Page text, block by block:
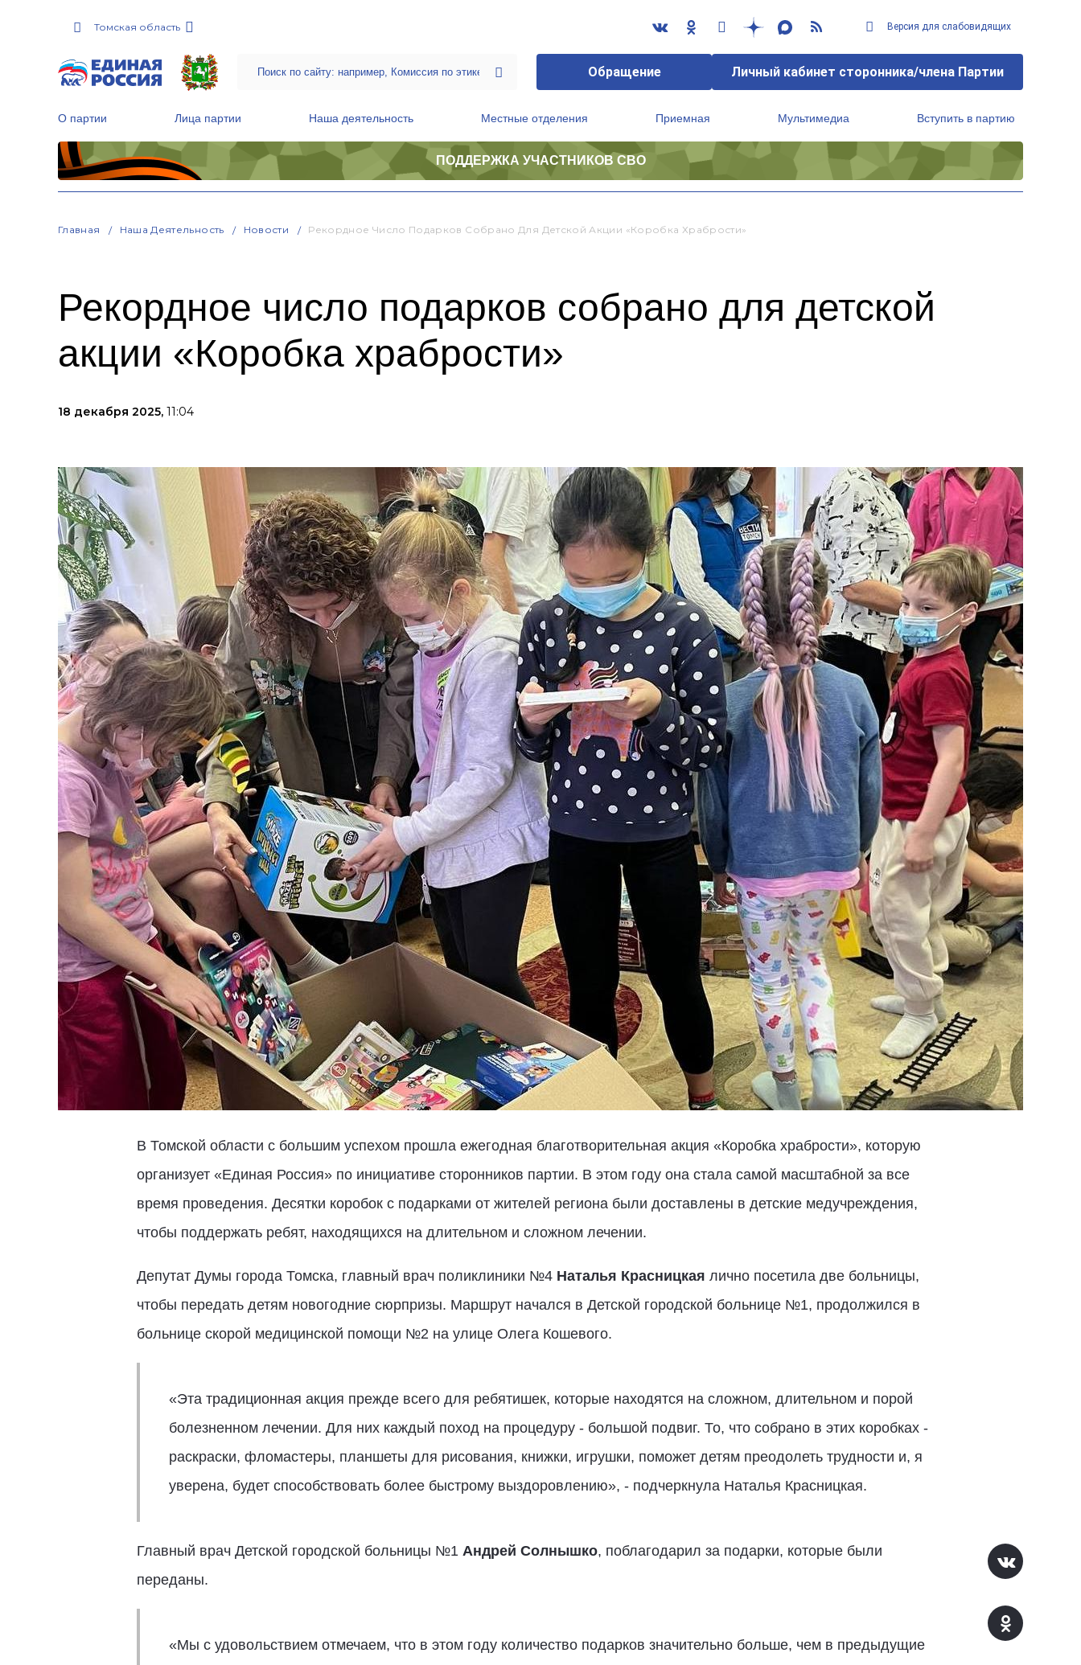
Томская область Версия для слабовидящих
Обращение Личный кабинет сторонника/члена Партии
О партии Лица партии Наша деятельность Местные отделения Приемная Мультимедиа Вступить в партию
ПОДДЕРЖКА УЧАСТНИКОВ СВО
Главная Наша Деятельность Новости Рекордное Число Подарков Собрано Для Детской Акции «Коробка Храбрости»
Рекордное число подарков собрано для детской
акции «Коробка храбрости»
18 декабря 2025, 11:04
В Томской области с большим успехом прошла ежегодная благотворительная акция «Коробка храбрости», которую
организует «Единая Россия» по инициативе сторонников партии. В этом году она стала самой масштабной за все
время проведения. Десятки коробок с подарками от жителей региона были доставлены в детские медучреждения,
чтобы поддержать ребят, находящихся на длительном и сложном лечении.
Депутат Думы города Томска, главный врач поликлиники №4 Наталья Красницкая лично посетила две больницы,
чтобы передать детям новогодние сюрпризы. Маршрут начался в Детской городской больнице №1, продолжился в
больнице скорой медицинской помощи №2 на улице Олега Кошевого.
«Эта традиционная акция прежде всего для ребятишек, которые находятся на сложном, длительном и порой
болезненном лечении. Для них каждый поход на процедуру - большой подвиг. То, что собрано в этих коробках -
раскраски, фломастеры, планшеты для рисования, книжки, игрушки, поможет детям преодолеть трудности и, я
уверена, будет способствовать более быстрому выздоровлению», - подчеркнула Наталья Красницкая.
Главный врач Детской городской больницы №1 Андрей Солнышко, поблагодарил за подарки, которые были
переданы.
«Мы с удовольствием отмечаем, что в этом году количество подарков значительно больше, чем в предыдущие